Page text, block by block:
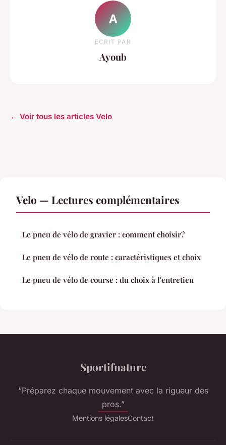
A
ECRIT PAR
Ayoub
← Voir tous les articles Velo
Velo — Lectures complémentaires
Le pneu de vélo de gravier : comment choisir?
Le pneu de vélo de route : caractéristiques et choix
Le pneu de vélo de course : du choix à l'entretien
Sportifnature
“Préparez chaque mouvement avec la rigueur des
pros.”
Mentions légalesContact